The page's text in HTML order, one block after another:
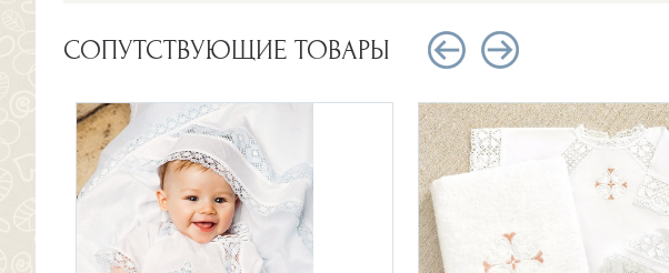
СОПУТСТВУЮЩИЕ ТОВАРЫ